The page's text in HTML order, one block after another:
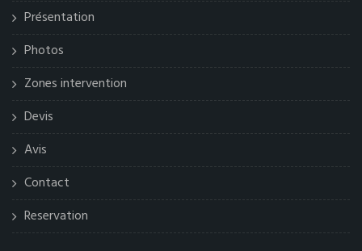
Présentation
Photos
Zones intervention
Devis
Avis
Contact
Reservation